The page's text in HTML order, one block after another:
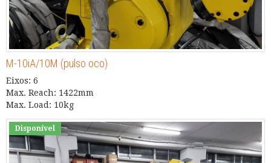
M-10iA/10M (pulso oco)
Eixos: 6
Max. Reach: 1422mm
Max. Load: 10kg
Disponível